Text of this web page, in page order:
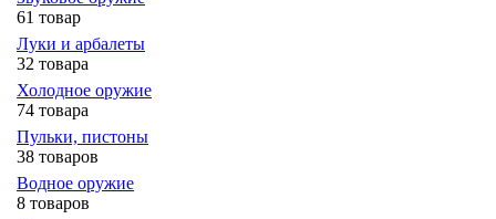
61 товар
Луки и арбалеты
32 товара
Холодное оружие
74 товара
Пульки, пистоны
38 товаров
Водное оружие
8 товаров